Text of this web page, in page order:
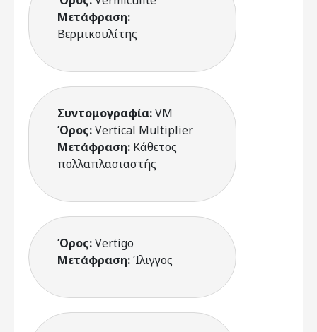
Μετάφραση:
Βερμικουλίτης
Συντομογραφία:VM
Όρος:Vertical Multiplier
Μετάφραση: Κάθετος
πολλαπλασιαστής
Όρος:Vertigo
Μετάφραση:Ίλιγγος